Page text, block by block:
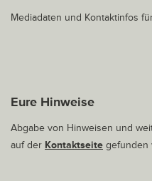
Mediadaten und Kontaktinfos
Eure Hinweise
Abgabe von Hinweisen und
auf der Kontaktseite gefunden